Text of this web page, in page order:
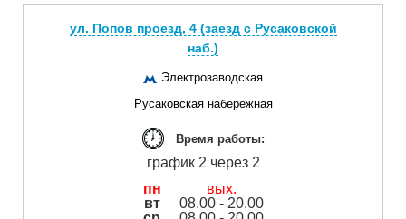
ул. Попов проезд, 4 (заезд с Русаковской
наб.)
Электрозаводская
Русаковская набережная
Время работы:
график 2 через 2
пн
вых.
вт
08.00 - 20.00